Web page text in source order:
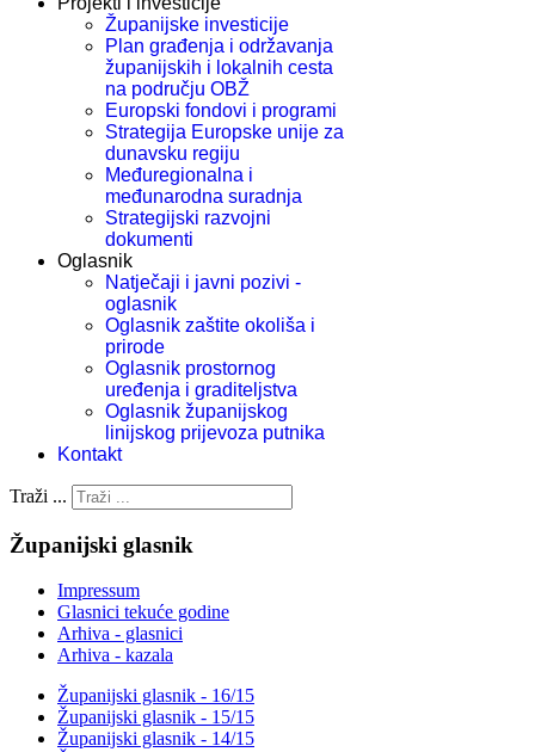
Županijske investicije
Plan građenja i održavanja
županijskih i lokalnih cesta
na području OBŽ
Europski fondovi i programi
Strategija Europske unije za
dunavsku regiju
Međuregionalna i
međunarodna suradnja
Strategijski razvojni
dokumenti
Oglasnik
Natječaji i javni pozivi -
oglasnik
Oglasnik zaštite okoliša i
prirode
Oglasnik prostornog
uređenja i graditeljstva
Oglasnik županijskog
linijskog prijevoza putnika
Kontakt
Traži ...
Županijski glasnik
Impressum
Glasnici tekuće godine
Arhiva - glasnici
Arhiva - kazala
Županijski glasnik - 16/15
Županijski glasnik - 15/15
Županijski glasnik - 14/15